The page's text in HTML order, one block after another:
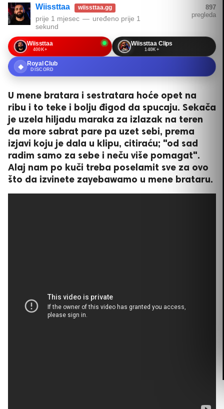
Wiissttaa wiissttaa.gg
prije 1 mjesec — uređeno prije 1
sekund
897
pregleda
Wiissttaa
400K+
Wiissttaa Clips
140K+
◆ Royal Club
DISCORD
U mene bratara i sestratara hoće opet na
ribu i to teke i bolju đigod da spucaju. Sekača
je uzela hiljadu maraka za izlazak na teren
da more sabrat pare pa uzet sebi, prema
izjavi koju je dala u klipu, citiraću; "od sad
radim samo za sebe i neču više pomagat".
Alaj nam po kuči treba poselamit sve za ovo
što da izvinete zayebawamo u mene brataru.